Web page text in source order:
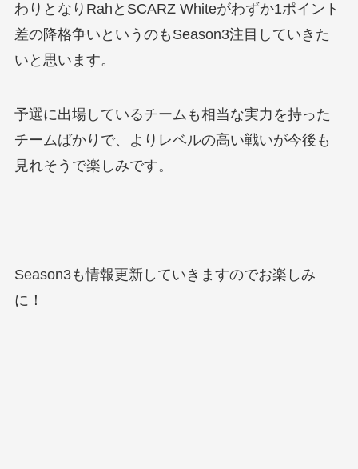
わりとなりRahとSCARZ Whiteがわずか1ポイント
差の降格争いというのもSeason3注目していきた
いと思います。
予選に出場しているチームも相当な実力を持った
チームばかりで、よりレベルの高い戦いが今後も
見れそうで楽しみです。
Season3も情報更新していきますのでお楽しみ
に！